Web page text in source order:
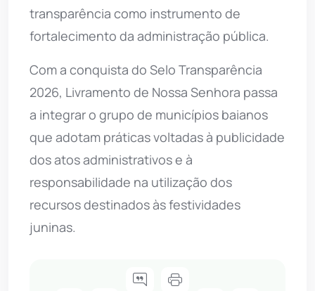
transparência como instrumento de
fortalecimento da administração pública.
Com a conquista do Selo Transparência
2026, Livramento de Nossa Senhora passa
a integrar o grupo de municípios baianos
que adotam práticas voltadas à publicidade
dos atos administrativos e à
responsabilidade na utilização dos
recursos destinados às festividades
juninas.